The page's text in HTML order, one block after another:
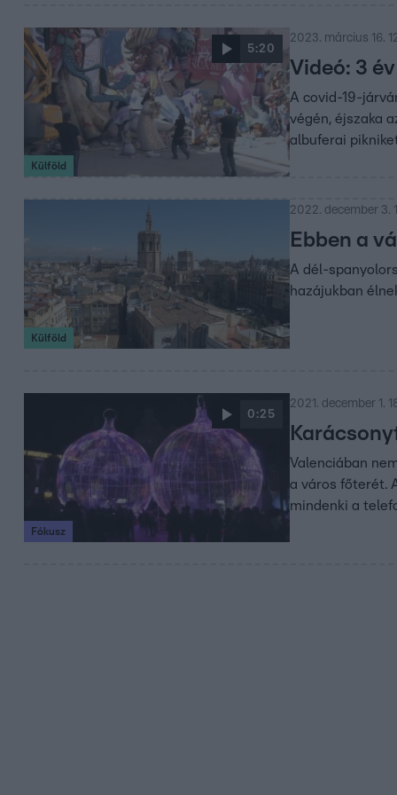
5:20
Külföld
2023. március 16.
Videó: 3
A covid-19-
végén, éjszaka
albuferai
Külföld
2022. december 3.
Ebben a
A dél-
hazájukban
0:25
Fókusz
2021. december 1.
Valenciában
a város főterét.
mindenki a